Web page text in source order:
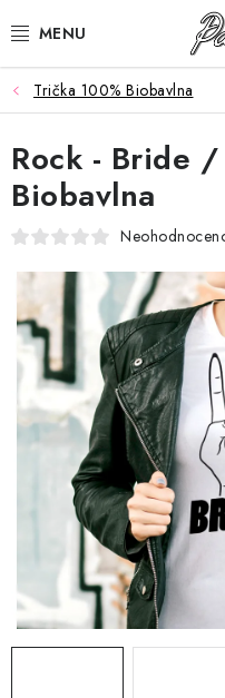
na
ROZLUČKA
NAROZENINY
NA MÍRU
DÁRKY
VÁNOCE
🖤 SLEVY
KONTAKTY
Jak nakupovat Moje
Hodnocení obchodu
GDPR + cookies
Trička 100% Biobavlna
Rock - Bride
Biobavlna